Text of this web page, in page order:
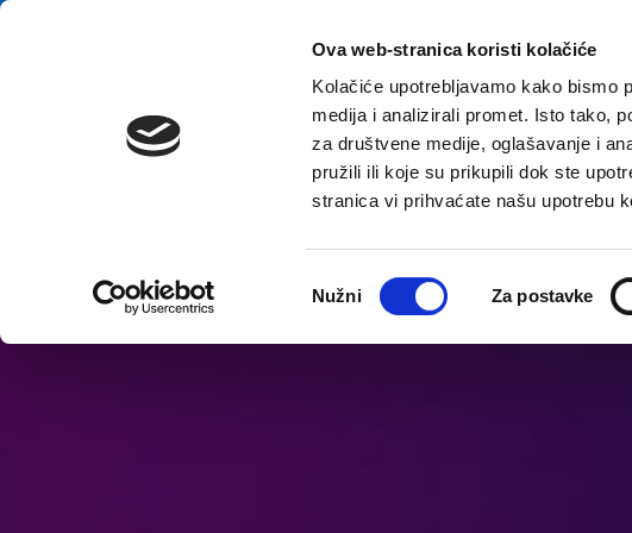
Ova web-stranica koristi kolačiće
Kolačiće upotrebljavamo kako bismo
medija i analizirali promet. Isto tako,
za društvene medije, oglašavanje i
pružili ili koje su prikupili dok ste
stranica vi prihvaćate našu upotrebu
pristanka
Nužni Za postavke
Přeskočit na obsah